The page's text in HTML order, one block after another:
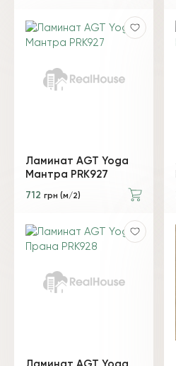
Ламинат AGT Yoga
Мантра PRK927
712 грн (м/2)